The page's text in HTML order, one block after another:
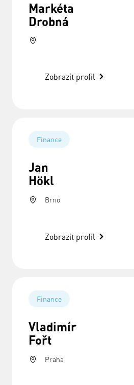
Markéta
Drobná
Zobrazit profil
Finance
Jan
Hökl
Brno
Zobrazit profil
Finance
Vladimír
Fořt
Praha